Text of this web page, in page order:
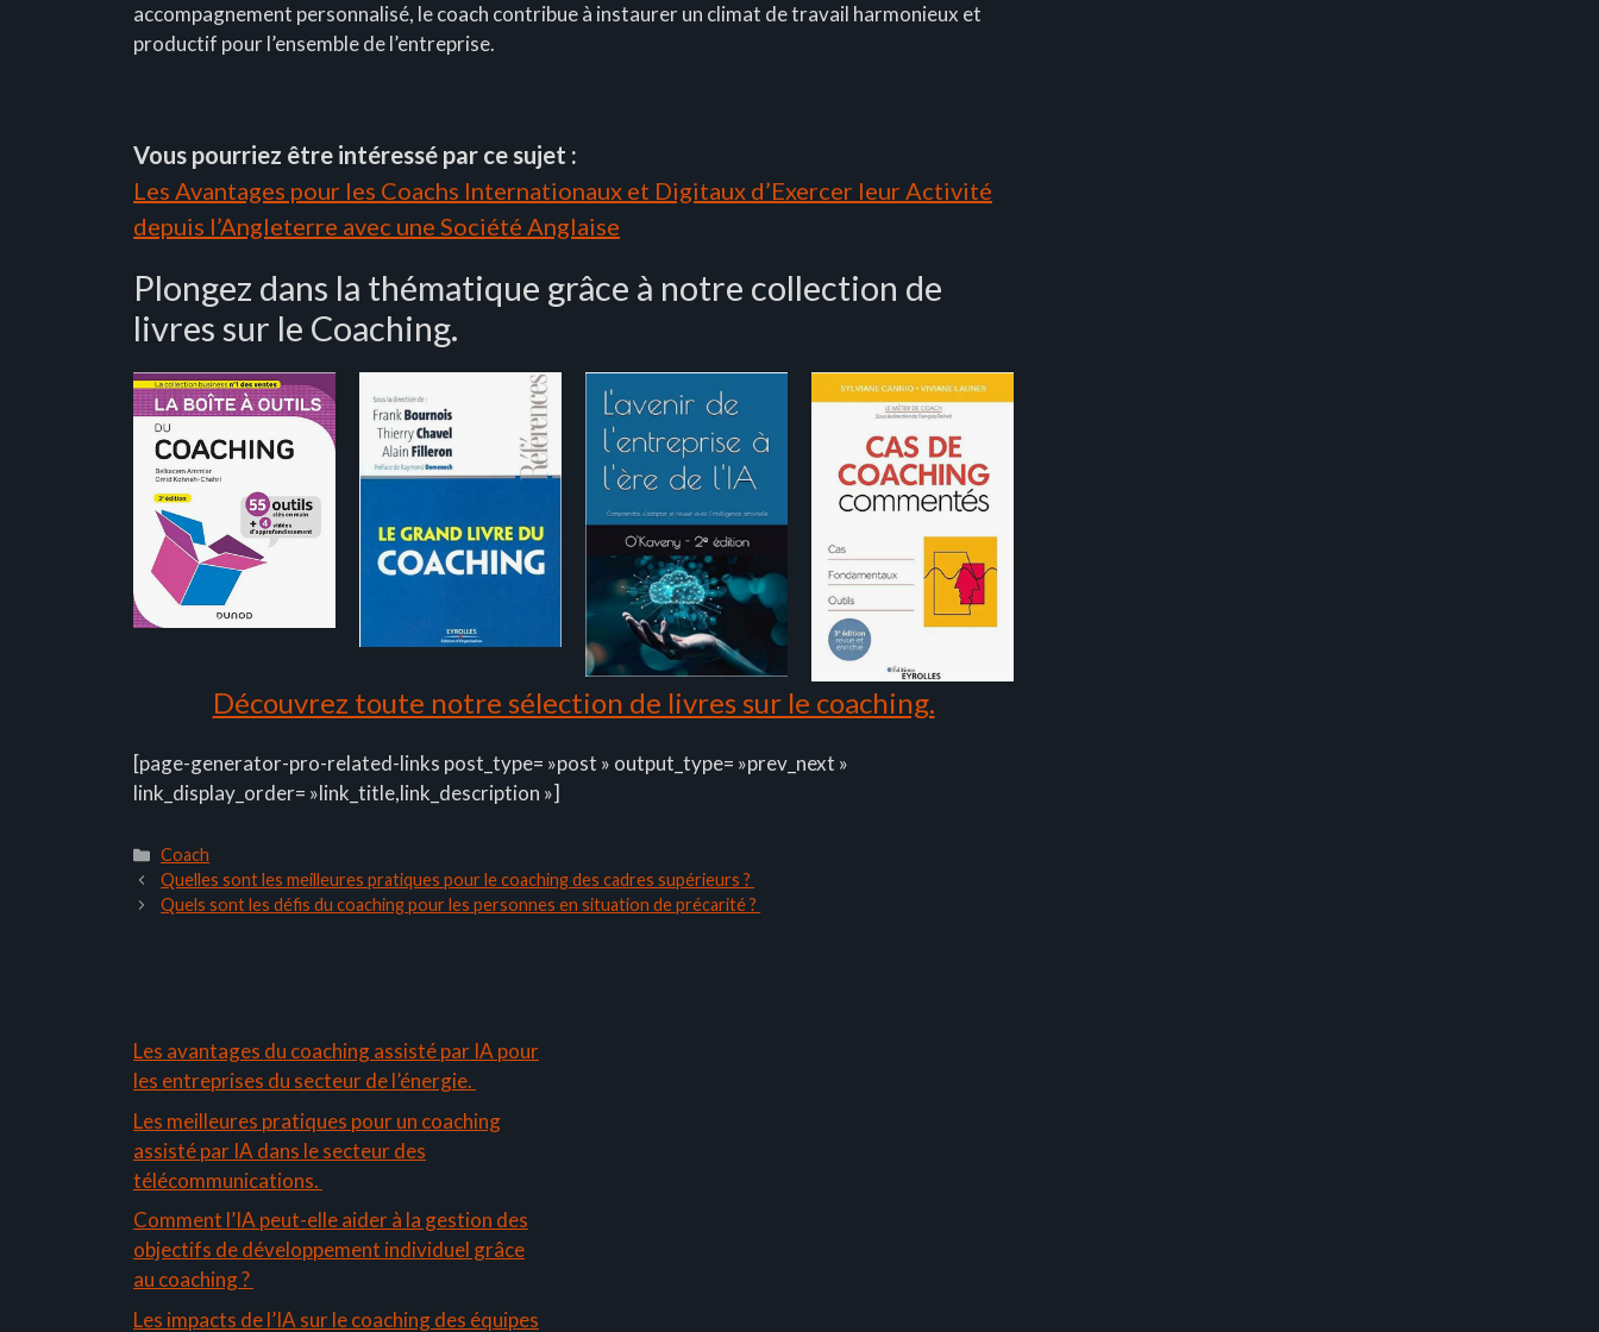
accompagnement personnalisé, le coach contribue à instaurer un climat de travail harmonieux et
productif pour l’ensemble de l’entreprise.
Vous pourriez être intéressé par ce sujet :
Les Avantages pour les Coachs Internationaux et Digitaux d’Exercer leur Activité
depuis l’Angleterre avec une Société Anglaise
Plongez dans la thématique grâce à notre collection de
livres sur le Coaching.
Découvrez toute notre sélection de livres sur le coaching.
[page-generator-pro-related-links post_type= »post » output_type= »prev_next »
link_display_order= »link_title,link_description »]
Catégories
Coach
Quelles sont les meilleures pratiques pour le coaching des cadres supérieurs ?
Quels sont les défis du coaching pour les personnes en situation de précarité ?
Les avantages du coaching assisté par IA pour
les entreprises du secteur de l’énergie.
Les meilleures pratiques pour un coaching
assisté par IA dans le secteur des
télécommunications.
Comment l’IA peut-elle aider à la gestion des
objectifs de développement individuel grâce
au coaching ?
Les impacts de l’IA sur le coaching des équipes